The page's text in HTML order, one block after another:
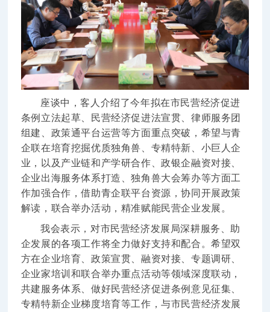
座谈中，客人介绍了今年拟在市民营经济促进
条例立法起草、民营经济促进法宣贯、律师服务团
组建、政策通平台运营等方面重点突破，希望与青
企联在培育挖掘优质独角兽、专精特新、小巨人企
业，以及产业链和产学研合作、政银企融资对接、
企业出海服务体系打造、独角兽大会筹办等方面工
作加强合作，借助青企联平台资源，协同开展政策
解读，联合举办活动，精准赋能民营企业发展。
我会表示，对市民营经济发展局深耕服务、助
企发展的各项工作将全力做好支持和配合。希望双
方在企业培育、政策宣贯、融资对接、专题调研、
企业家培训和联合举办重点活动等领域深度联动，
共建服务体系、做好民营经济促进条例意见征集、
专精特新企业梯度培育等工作，与市民营经济发展